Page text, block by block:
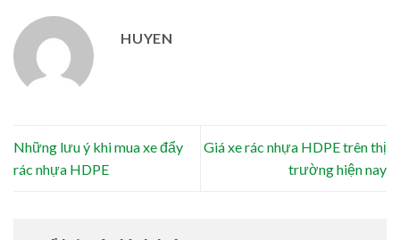
HUYEN
Những lưu ý khi mua xe đẩy
rác nhựa HDPE
Giá xe rác nhựa HDPE trên thị
trường hiện nay